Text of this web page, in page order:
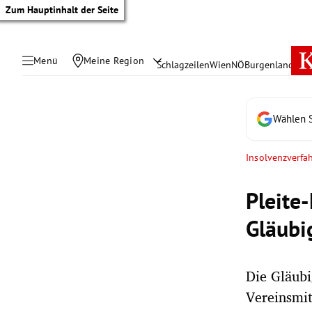
Zum Hauptinhalt der Seite
Menü Meine Region SchlagzeilenWienNÖBurgenland
Wählen
Die